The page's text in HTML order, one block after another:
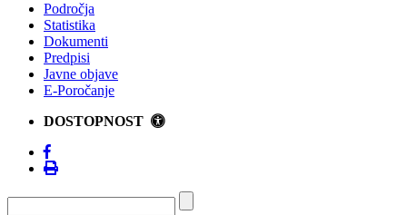
Področja
Statistika
Dokumenti
Predpisi
Javne objave
E-Poročanje
DOSTOPNOST